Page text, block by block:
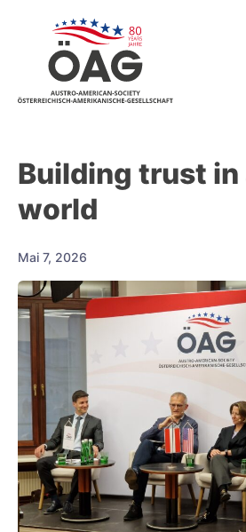
Building trust
world
Mai 7, 2026